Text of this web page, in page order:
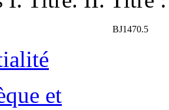
BJ1470.5